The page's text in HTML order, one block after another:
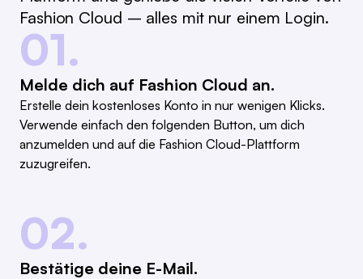
Fashion Cloud – alles mit nur einem Login.
01.
Melde dich auf Fashion Cloud an.
Erstelle dein kostenloses Konto in nur wenigen Klicks.
Verwende einfach den folgenden Button, um dich
anzumelden und auf die Fashion Cloud-Plattform
zuzugreifen.
02.
Bestätige deine E-Mail.